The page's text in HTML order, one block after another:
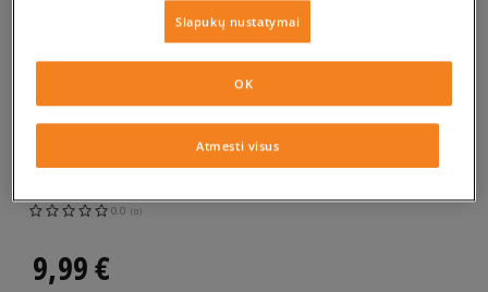
VANS KUPRINĖ REALM
0.0 (0)
9,99€
Slapukų nustatymai
Atmesti visus
OK